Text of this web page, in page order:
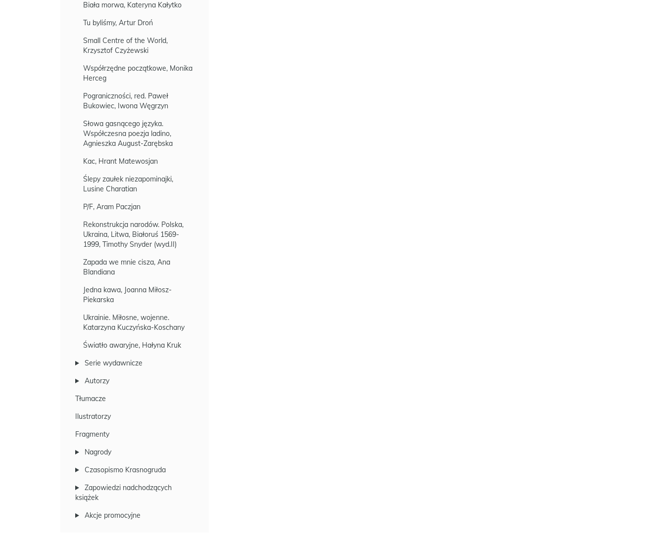
Biała morwa, Kateryna Kałytko
Tu byliśmy, Artur Droń
Small Centre of the World,
Krzysztof Czyżewski
Współrzędne początkowe, Monika
Herceg
Pograniczności, red. Paweł
Bukowiec, Iwona Węgrzyn
Słowa gasnącego języka.
Współczesna poezja ladino,
Agnieszka August-Zarębska
Kac, Hrant Matewosjan
Ślepy zaułek niezapominajki,
Lusine Charatian
P/F, Aram Paczjan
Rekonstrukcja narodów. Polska,
Ukraina, Litwa, Białoruś 1569-
1999, Timothy Snyder (wyd.II)
Zapada we mnie cisza, Ana
Blandiana
Jedna kawa, Joanna Miłosz-
Piekarska
Ukrainie. Miłosne, wojenne.
Katarzyna Kuczyńska-Koschany
Światło awaryjne, Hałyna Kruk
Serie wydawnicze
Autorzy
Tłumacze
Ilustratorzy
Fragmenty
Nagrody
Czasopismo Krasnogruda
Zapowiedzi nadchodzących
książek
Akcje promocyjne